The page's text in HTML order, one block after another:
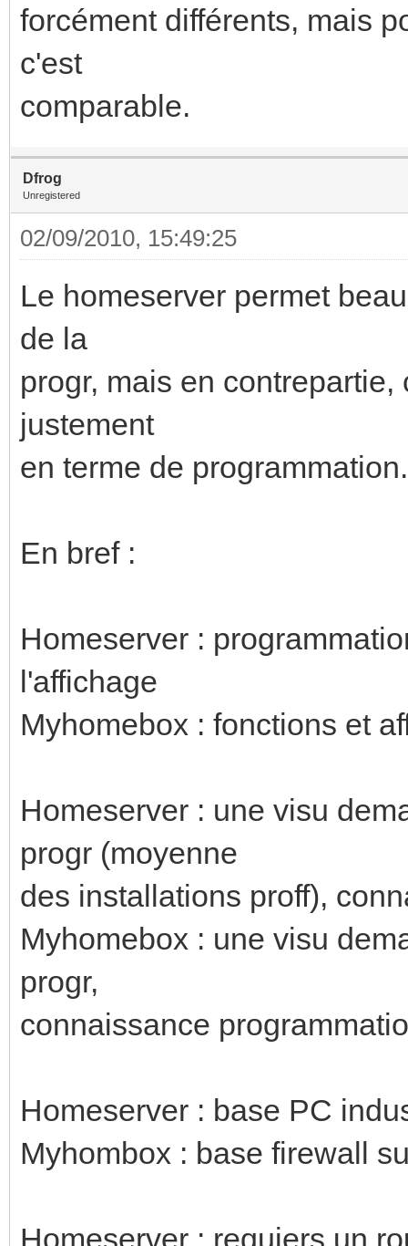
forcément différents, mais
c'est
comparable.
Dfrog
Unregistered
02/09/2010, 15:49:25
Le homeserver permet
de la
progr, mais en
justement
en terme de programmation.
En bref :
Homeserver :
l'affichage
Myhomebox : fonctions et
Homeserver : une visu
progr (moyenne
des installations proff),
Myhomebox : une visu
progr,
connaissance
Homeserver : base PC
Myhombox : base firewall
Homeserver : requiers un